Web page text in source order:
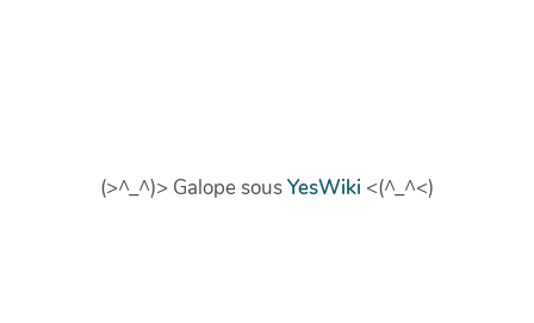
(>^_^)> Galope sousYesWiki <(^_^<)